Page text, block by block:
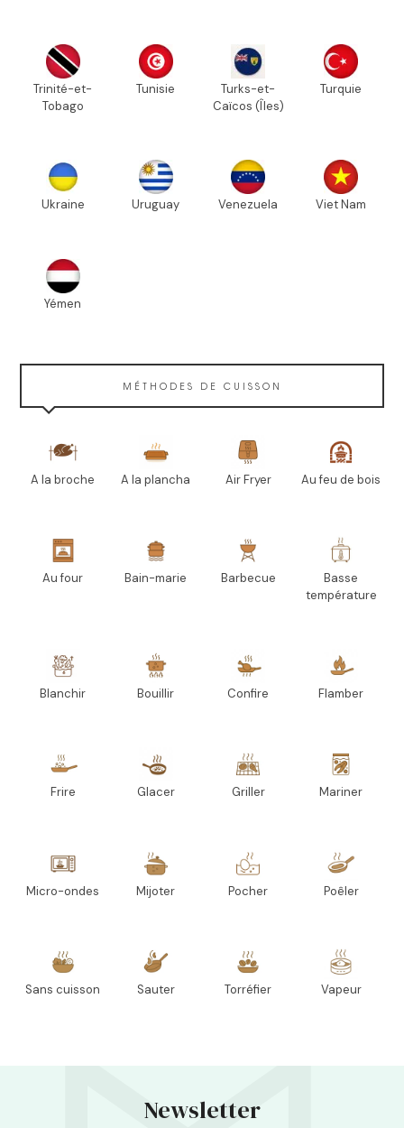
Trinité-et-
Tobago
Tunisie
Turks-et-
Caïcos (Îles)
Turquie
Ukraine Uruguay Venezuela Viet Nam
Yémen
MÉTHODES DE CUISSON
A la broche A la plancha Air Fryer Au feu de bois
Au four Bain-marie Barbecue
Basse
température
Blanchir Bouillir Confire Flamber
Frire Glacer Griller Mariner
Micro-ondes Mijoter Pocher Poêler
Sans cuisson Sauter Torréfier Vapeur
Newsletter